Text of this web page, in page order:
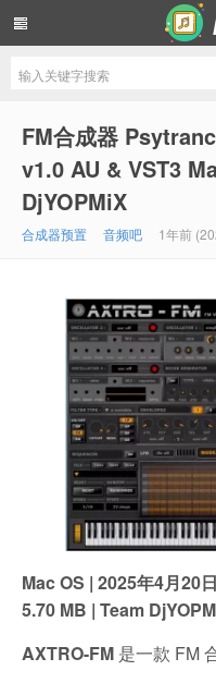
FM合成器
v1.0 AU & VST3
DjYOPMiX
合成器预置 音频吧 1年前
Mac OS | 2025年4月20
5.70 MB | Team
AXTRO-FM 是一款 FM